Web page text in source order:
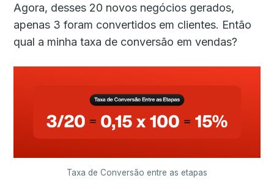
Agora, desses 20 novos negócios gerados,
apenas 3 foram convertidos em clientes. Então
qual a minha taxa de conversão em vendas?
Taxa de Conversão entre as etapas